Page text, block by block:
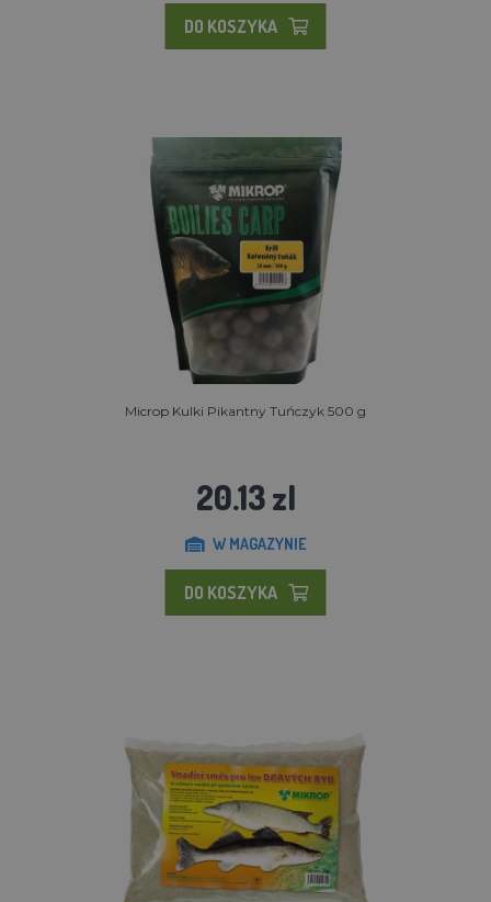
DO KOSZYKA
Microp Kulki Pikantny Tuńczyk 500 g
20.13 zl
W MAGAZYNIE
DO KOSZYKA